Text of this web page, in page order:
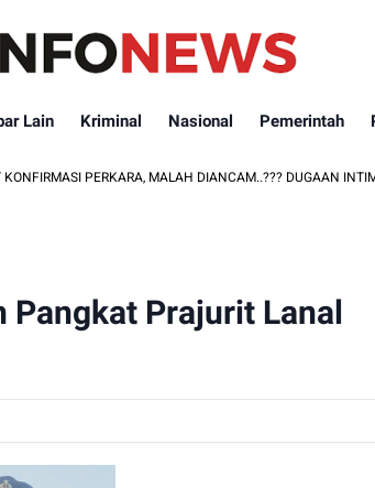
Lain Kriminal Nasional Pemerintah
MALAH DIANCAM..??? DUGAAN INTIMIDASI
Pangkat Prajurit Lanal